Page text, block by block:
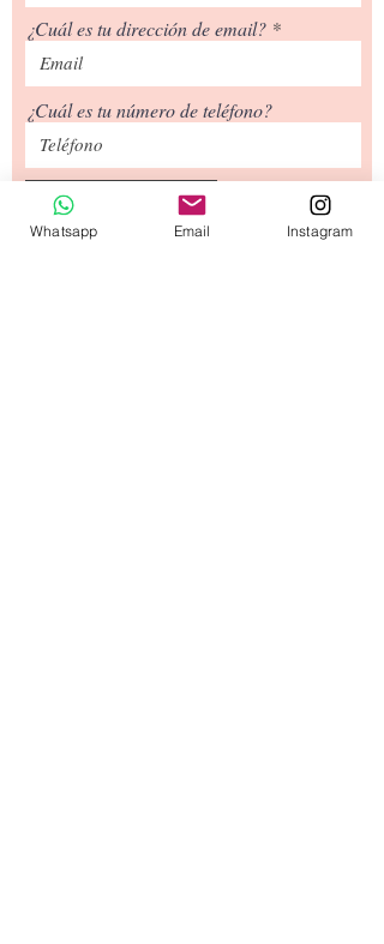
¿Cuál es tu dirección de email?
¿Cuál es tu número de teléfono?
Whatsapp Email Instagram